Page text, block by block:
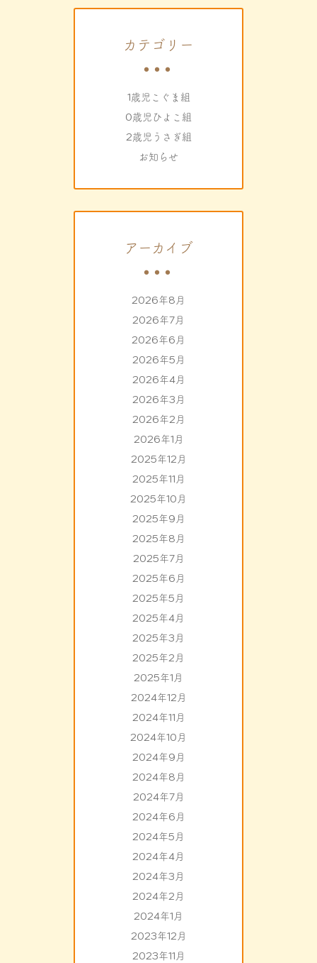
カテゴリー
1歳児こぐま組
0歳児ひよこ組
2歳児うさぎ組
お知らせ
アーカイブ
2026年8月
2026年7月
2026年6月
2026年5月
2026年4月
2026年3月
2026年2月
2026年1月
2025年12月
2025年11月
2025年10月
2025年9月
2025年8月
2025年7月
2025年6月
2025年5月
2025年4月
2025年3月
2025年2月
2025年1月
2024年12月
2024年11月
2024年10月
2024年9月
2024年8月
2024年7月
2024年6月
2024年5月
2024年4月
2024年3月
2024年2月
2024年1月
2023年12月
2023年11月